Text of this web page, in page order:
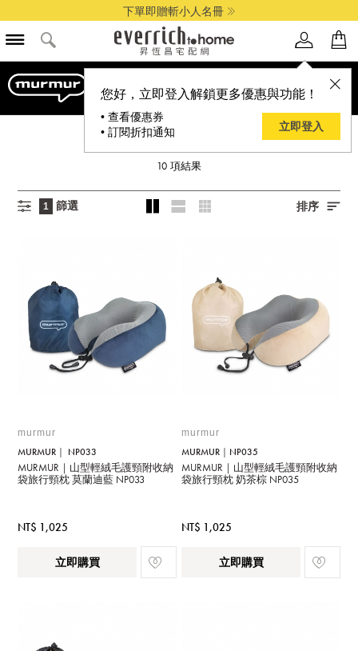
下單即贈斬小人名冊
您好，立即登入解鎖更多優惠與功能！
• 查看優惠券
• 訂閱折扣通知
立即登入
MURMUR
10 項結果
1 篩選 排序
murmur
MURMUR｜ NP033
MURMUR｜山型輕絨毛護頸附收納
袋旅行頸枕 莫蘭迪藍 NP033
NT$ 1,025
立即購買
murmur
MURMUR｜NP035
MURMUR｜山型輕絨毛護頸附收納
袋旅行頸枕 奶茶棕 NP035
NT$ 1,025
立即購買